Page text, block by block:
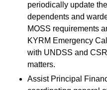
periodically update
dependents and
MOSS requirements
KYRM Emergency
with UNDSS and
matters.
Assist Principal